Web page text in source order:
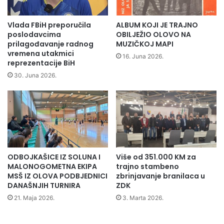
Obilježavanju Dana brigade, predhodio je tradicionalni
planinarski pohod stazama ove proslavljene brigade na
kojem je učestvovalo više od 100 planinara iz naše i
susjednih zemalja a potom i sportska takmičenja u malom
nogometu,šahu i stonom tenisu.Na svečanoj sjednici
članovima porodica i pojedincima koji su i u civilnom
sektoru dali doprinos u odbrani grada a potom i najboljim
sportskim ekipama
r
i
v
a
j
a
r
n
g
z
o
v
a
l
i
'
a
s
p
o
r
t
'
Vlada FBiH preporučila
poslodavcima
prilagođavanje radnog
vremena utakmici
reprezentacije BiH
30. Juna 2026.
ALBUM KOJI JE TRAJNO
OBILJEŽIO OLOVO NA
MUZIČKOJ MAPI
16. Juna 2026.
ODBOJKAŠICE IZ SOLUNA I
MALONOGOMETNA EKIPA
MSŠ IZ OLOVA PODBJEDNICI
DANAŠNJIH TURNIRA
21. Maja 2026.
Više od 351.000 KM za
trajno stambeno
zbrinjavanje branilaca u
ZDK
3. Marta 2026.